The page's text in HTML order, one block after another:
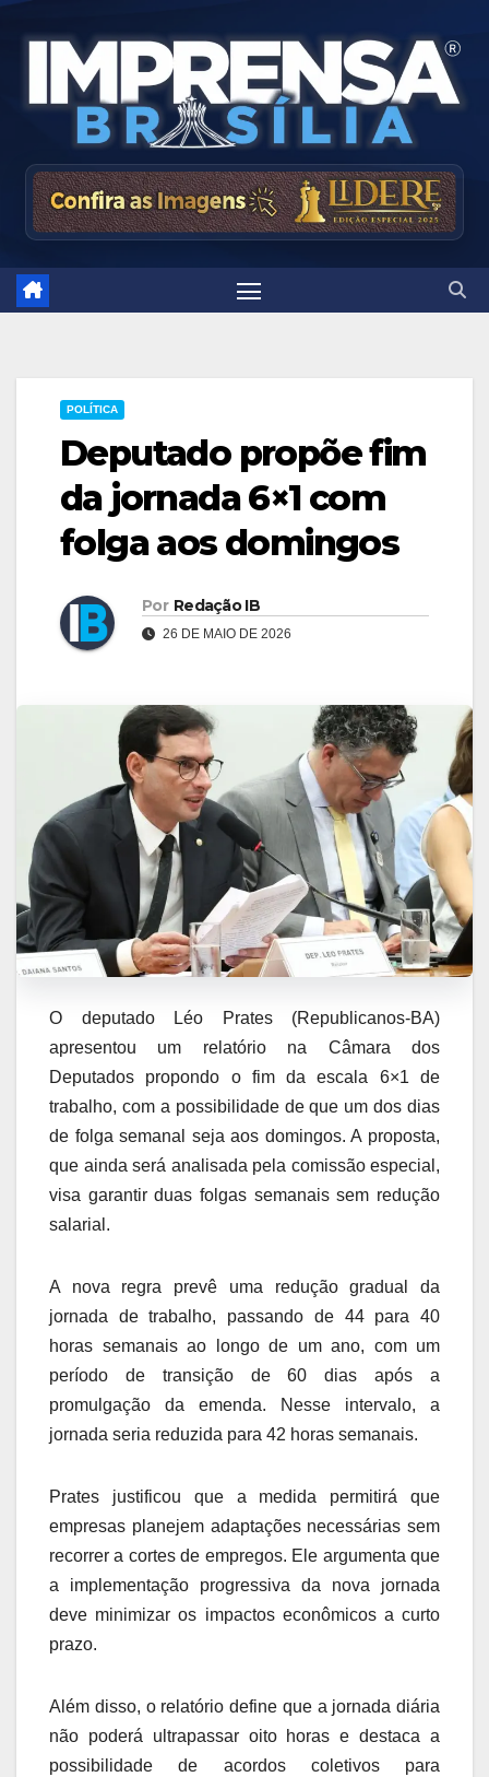
POLÍTICA
Deputado propõe fim
da jornada 6×1 com
folga aos domingos
Por Redação IB
26 DE MAIO DE 2026
O deputado Léo Prates (Republicanos-BA)
apresentou um relatório na Câmara dos
Deputados propondo o fim da escala 6×1 de
trabalho, com a possibilidade de que um dos dias
de folga semanal seja aos domingos. A proposta,
que ainda será analisada pela comissão especial,
visa garantir duas folgas semanais sem redução
salarial.
A nova regra prevê uma redução gradual da
jornada de trabalho, passando de 44 para 40
horas semanais ao longo de um ano, com um
período de transição de 60 dias após a
promulgação da emenda. Nesse intervalo, a
jornada seria reduzida para 42 horas semanais.
Prates justificou que a medida permitirá que
empresas planejem adaptações necessárias sem
recorrer a cortes de empregos. Ele argumenta que
a implementação progressiva da nova jornada
deve minimizar os impactos econômicos a curto
prazo.
Além disso, o relatório define que a jornada diária
não poderá ultrapassar oito horas e destaca a
possibilidade de acordos coletivos para